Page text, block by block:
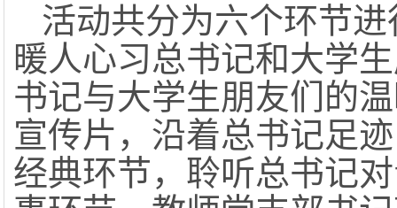
活动共分为六个环节
暖人心习总书记和大学
书记与大学生朋友们的
宣传片，沿着总书记足
经典环节，聆听总书记